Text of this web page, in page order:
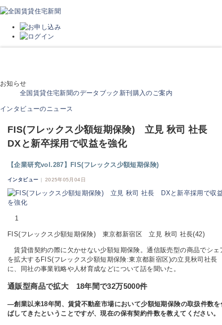
お知らせ
全国賃貸住宅新聞のデータブック新刊購入のご案内
インタビューのニュース
FIS(フレックス少額短期保険) 立見 秋司 社長
DXと新卒採用で収益を強化
【企業研究vol.287】FIS(フレックス少額短期保険)
インタビュー | 2025年05月04日
1
FIS(フレックス少額短期保険) 東京都新宿区 立見 秋司 社長(42)
賃貸借契約の際に欠かせない少額短期保険。通信販売型の商品でシェ
を拡大するFIS(フレックス少額短期保険:東京都新宿区)の立見秋司社長
に、同社の事業戦略や人材育成などについて話を聞いた。
通販型商品で拡大 18年間で32万5000件
―創業以来18年間、賃貸不動産市場において少額短期保険の取扱件数を
ばしてきたということですが、現在の保有契約件数を教えてください。